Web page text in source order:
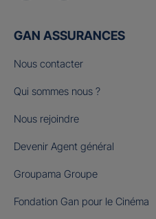
GAN ASSURANCES
Nous contacter
Qui sommes nous ?
Nous rejoindre
Devenir Agent général
Groupama Groupe
Fondation Gan pour le Cinéma